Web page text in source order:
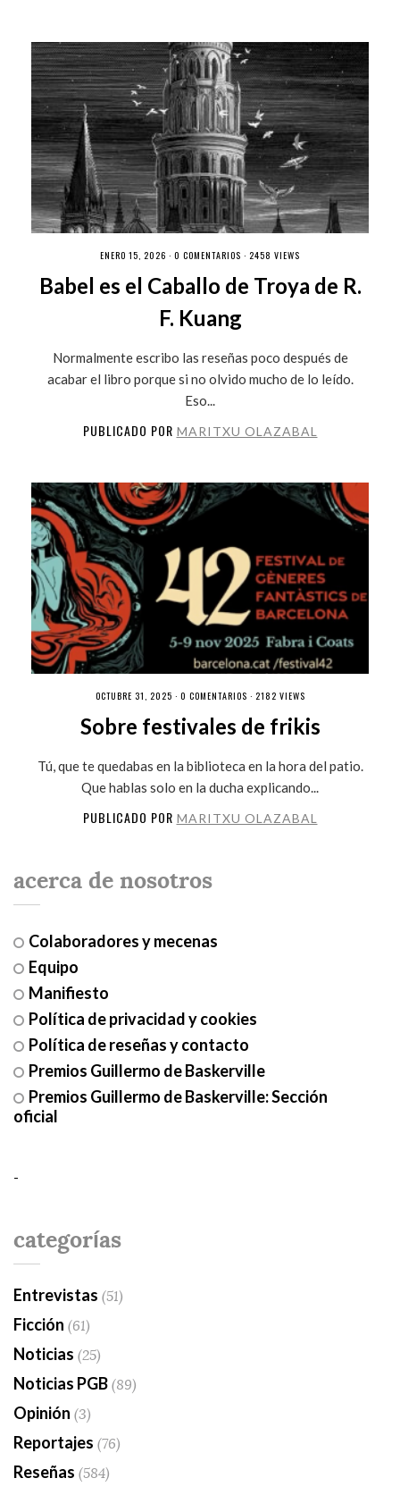
ENERO 15, 2026 · 0 COMENTARIOS · 2458 VIEWS
Babel es el Caballo de Troya de R.
F. Kuang
Normalmente escribo las reseñas poco después de
acabar el libro porque si no olvido mucho de lo leído.
Eso...
PUBLICADO POR MARITXU OLAZABAL
OCTUBRE 31, 2025 · 0 COMENTARIOS · 2182 VIEWS
Sobre festivales de frikis
Tú, que te quedabas en la biblioteca en la hora del patio.
Que hablas solo en la ducha explicando...
PUBLICADO POR MARITXU OLAZABAL
acerca de nosotros
Colaboradores y mecenas
Equipo
Manifiesto
Política de privacidad y cookies
Política de reseñas y contacto
Premios Guillermo de Baskerville
Premios Guillermo de Baskerville: Sección
oficial
-
categorías
Entrevistas (51)
Ficción (61)
Noticias (25)
Noticias PGB(89)
Opinión (3)
Reportajes (76)
Reseñas (584)